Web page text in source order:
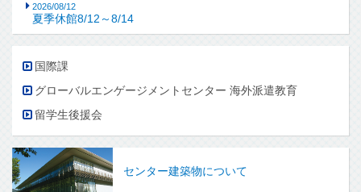
2026/08/12
夏季休館8/12～8/14
国際課
グローバルエンゲージメントセンター 海外派遣教育
留学生後援会
センター建築物について